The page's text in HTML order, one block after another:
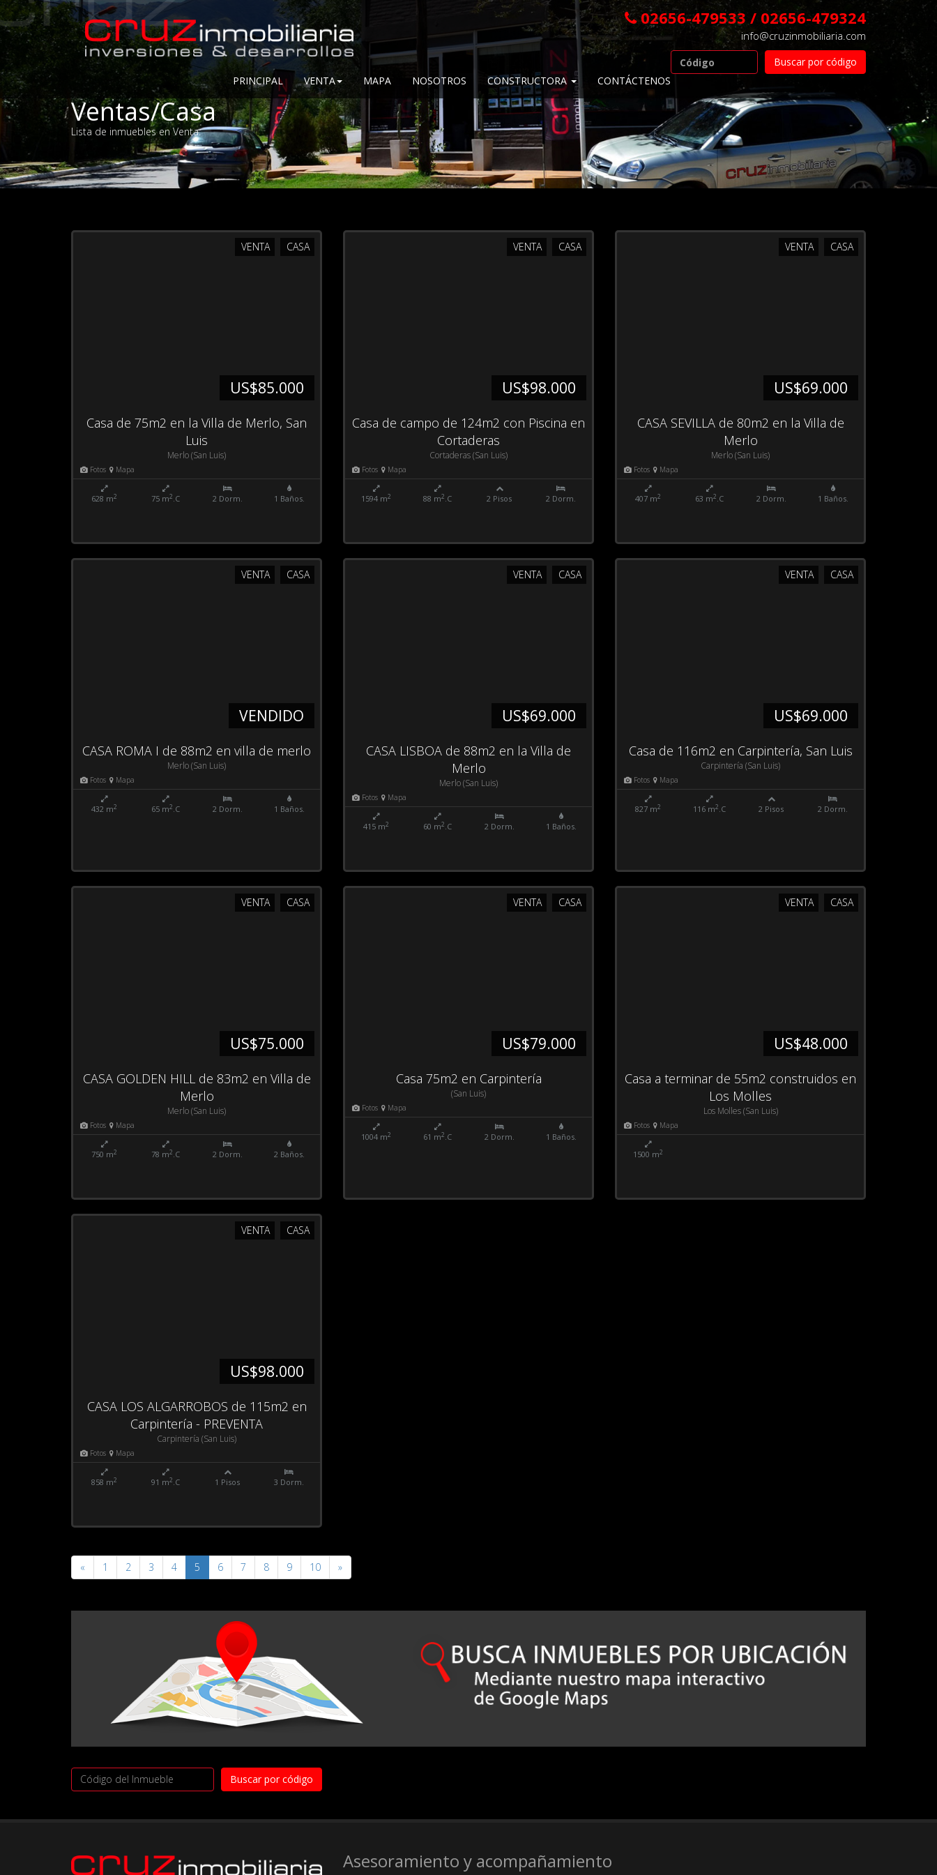
02656-479533 / 02656-479324
info@cruzinmobiliaria.com
PRINCIPAL VENTA MAPA NOSOTROS CONSTRUCTORA CONTÁCTENOS
Ventas/Casa
Lista de inmuebles en Venta.
CASA
VENTA
US$85.000
Casa de 75m2 en la Villa de Merlo, San
Luis
Merlo (San Luis)
Fotos Mapa
628 m2 75 m2.C 2 Dorm. 1 Baños.
CASA
VENTA
US$98.000
Casa de campo de 124m2 con Piscina en
Cortaderas
Cortaderas (San Luis)
Fotos Mapa
1594 m2 88 m2.C 2 Pisos 2 Dorm.
CASA
VENTA
US$69.000
CASA SEVILLA de 80m2 en la Villa de
Merlo
Merlo (San Luis)
Fotos Mapa
407 m2 63 m2.C 2 Dorm. 1 Baños.
CASA
VENTA
VENDIDO
CASA ROMA I de 88m2 en villa de merlo
Merlo (San Luis)
Fotos Mapa
432 m2 65 m2.C 2 Dorm. 1 Baños.
CASA
VENTA
US$69.000
CASA LISBOA de 88m2 en la Villa de
Merlo
Merlo (San Luis)
Fotos Mapa
415 m2 60 m2.C 2 Dorm. 1 Baños.
CASA
VENTA
US$69.000
Casa de 116m2 en Carpintería, San Luis
Carpintería (San Luis)
Fotos Mapa
827 m2 116 m2.C 2 Pisos 2 Dorm.
CASA
VENTA
US$75.000
CASA GOLDEN HILL de 83m2 en Villa de
Merlo
Merlo (San Luis)
Fotos Mapa
750 m2 78 m2.C 2 Dorm. 2 Baños.
CASA
VENTA
US$79.000
Casa 75m2 en Carpintería
(San Luis)
Fotos Mapa
1004 m2 61 m2.C 2 Dorm. 1 Baños.
CASA
VENTA
US$48.000
Casa a terminar de 55m2 construidos en
Los Molles
Los Molles (San Luis)
Fotos Mapa
1500 m2
CASA
VENTA
US$98.000
CASA LOS ALGARROBOS de 115m2 en
Carpintería - PREVENTA
Carpintería (San Luis)
Fotos Mapa
858 m2 91 m2.C 1 Pisos 3 Dorm.
« 1 2 3 4 5 6 7 8 9 10 »
Asesoramiento y acompañamiento